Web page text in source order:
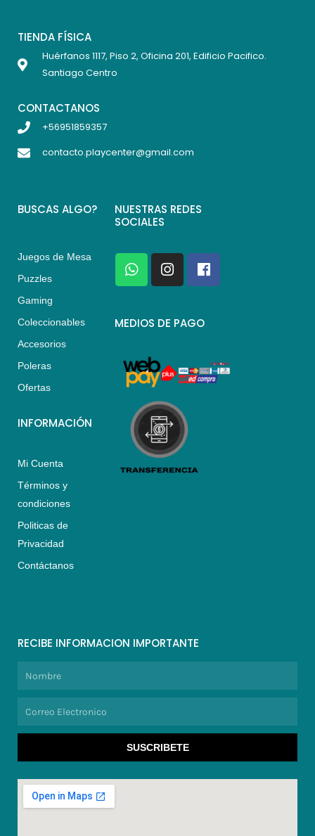
TIENDA FÍSICA
Huérfanos 1117, Piso 2, Oficina 201, Edificio Pacifico.
Santiago Centro
CONTACTANOS
+56951859357
contacto.playcenter@gmail.com
BUSCAS ALGO?
Juegos de Mesa
Puzzles
Gaming
Coleccionables
Accesorios
Poleras
Ofertas
INFORMACIÓN
Mi Cuenta
Términos y
condiciones
Politicas de
Privacidad
Contáctanos
NUESTRAS REDES
SOCIALES
W
h
a
s
p
I
n
s
a
a
m
F
a
c
b
k
MEDIOS DE PAGO
RECIBE INFORMACION IMPORTANTE
SUSCRIBETE